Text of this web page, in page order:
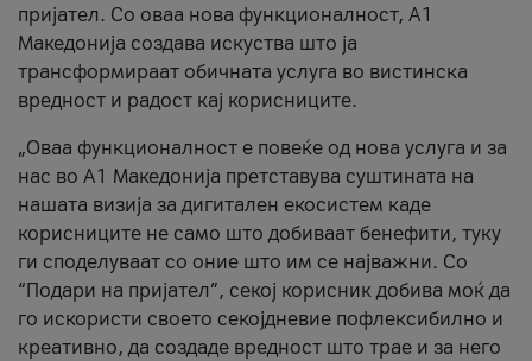
пријател. Со оваа нова функционалност, А1
Македонија создава искуства што ја
трансформираат обичната услуга во вистинска
вредност и радост кај корисниците.
„Оваа функционалност е повеќе од нова услуга и за
нас во А1 Македонија претставува суштината на
нашата визија за дигитален екосистем каде
корисниците не само што добиваат бенефити, туку
ги споделуваат со оние што им се најважни. Со
“Подари на пријател”, секој корисник добива моќ да
го искористи своето секојдневие пофлексибилно и
креативно, да создаде вредност што трае и за него